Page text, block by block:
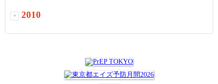
+ 2010